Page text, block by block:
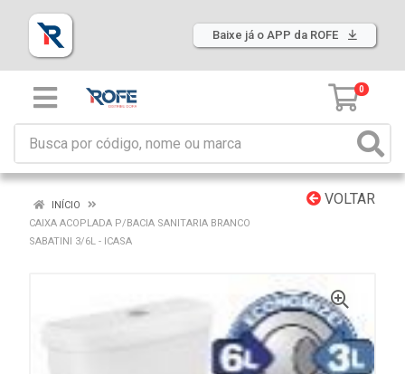
Baixe já o APP da ROFE
0
VOLTAR
INÍCIO
CAIXA ACOPLADA P/BACIA SANITARIA BRANCO
SABATINI 3/6L - ICASA